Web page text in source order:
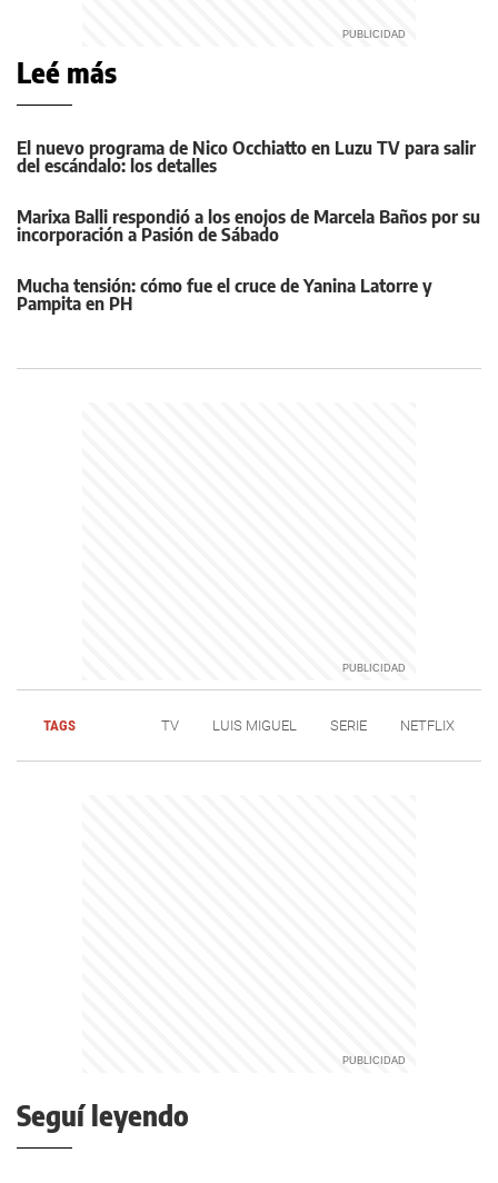
Leé más
El nuevo programa de Nico Occhiatto en Luzu TV para salir
del escándalo: los detalles
Marixa Balli respondió a los enojos de Marcela Baños por su
incorporación a Pasión de Sábado
Mucha tensión: cómo fue el cruce de Yanina Latorre y
Pampita en PH
TAGS TV LUIS MIGUEL SERIE NETFLIX
Seguí leyendo